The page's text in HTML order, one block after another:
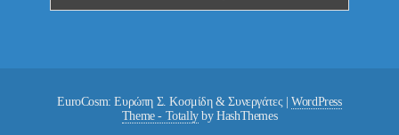
EuroCosm: Ευρώπη Σ. Κοσμίδη & Συνεργάτες |WordPress
Theme - Totallyby HashThemes